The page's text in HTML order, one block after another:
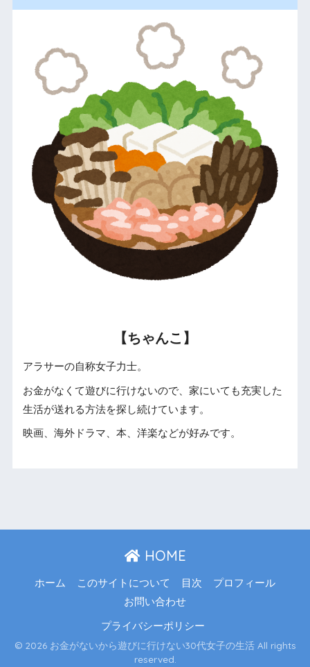
【ちゃんこ】
アラサーの自称女子力士。
お金がなくて遊びに行けないので、家にいても充実した
生活が送れる方法を探し続けています。
映画、海外ドラマ、本、洋楽などが好みです。
HOME
ホーム このサイトについて 目次
プロフィール
お問い合わせ
プライバシーポリシー
© 2026 お金がないから遊びに行けない30代女子の生活 All rights
reserved.